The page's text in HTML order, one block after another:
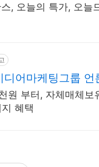
, 오늘의 특가, 오
디어마케팅그룹 언
원 부터, 자체매체
혜택